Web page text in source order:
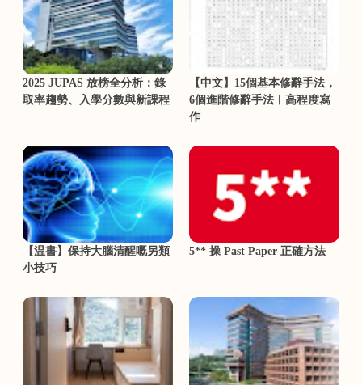
2025 JUPAS 放榜全分析：錄
取率趨勢、入學分數與新課程
【中文】15個基本修辭手法，
6個進階修辭手法︳高程度寫
作
【温書】保持大腦清醒嘅另類
小技巧
5** 操 Past Paper 正確方法